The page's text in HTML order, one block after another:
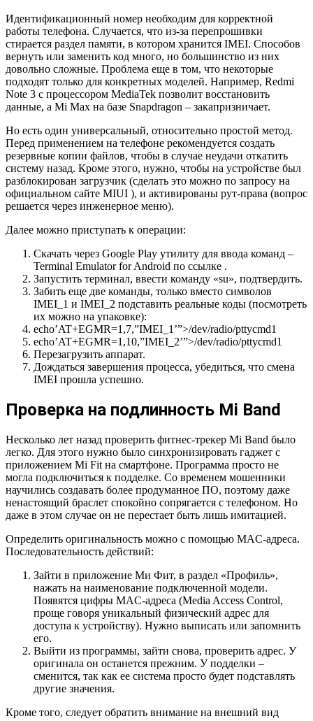
Идентификационный номер необходим для корректной
работы телефона. Случается, что из-за перепрошивки
стирается раздел памяти, в котором хранится IMEI. Способов
вернуть или заменить код много, но большинство из них
довольно сложные. Проблема еще в том, что некоторые
подходят только для конкретных моделей. Например, Redmi
Note 3 c процессором MediaTek позволит восстановить
данные, а Mi Max на базе Snapdragon – закапризничает.
Но есть один универсальный, относительно простой метод.
Перед применением на телефоне рекомендуется создать
резервные копии файлов, чтобы в случае неудачи откатить
систему назад. Кроме этого, нужно, чтобы на устройстве был
разблокирован загрузчик (сделать это можно по запросу на
официальном сайте MIUI ), и активированы рут-права (вопрос
решается через инженерное меню).
Далее можно приступать к операции:
Скачать через Google Play утилиту для ввода команд –
Terminal Emulator for Android по ссылке .
Запустить терминал, ввести команду «su», подтвердить.
Забить еще две команды, только вместо символов
IMEI_1 и IMEI_2 подставить реальные коды (посмотреть
их можно на упаковке):
echo’AT+EGMR=1,7,”IMEI_1’”>/dev/radio/pttycmd1
echo’AT+EGMR=1,10,”IMEI_2’”>/dev/radio/pttycmd1
Перезагрузить аппарат.
Дождаться завершения процесса, убедиться, что смена
IMEI прошла успешно.
Проверка на подлинность Mi Band
Несколько лет назад проверить фитнес-трекер Mi Band было
легко. Для этого нужно было синхронизировать гаджет с
приложением Mi Fit на смартфоне. Программа просто не
могла подключиться к подделке. Со временем мошенники
научились создавать более продуманное ПО, поэтому даже
ненастоящий браслет спокойно сопрягается с телефоном. Но
даже в этом случае он не перестает быть лишь имитацией.
Определить оригинальность можно с помощью MAC-адреса.
Последовательность действий:
Зайти в приложение Ми Фит, в раздел «Профиль»,
нажать на наименование подключенной модели.
Появятся цифры MAC-адреса (Media Access Control,
проще говоря уникальный физический адрес для
доступа к устройству). Нужно выписать или запомнить
его.
Выйти из программы, зайти снова, проверить адрес. У
оригинала он останется прежним. У подделки –
сменится, так как ее система просто будет подставлять
другие значения.
Кроме того, следует обратить внимание на внешний вид